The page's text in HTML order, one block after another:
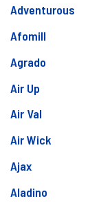
Adventurous
Afomill
Agrado
Air Up
Air Val
Air Wick
Ajax
Aladino